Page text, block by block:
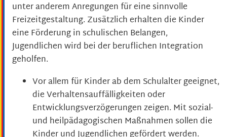
unter anderem Anregungen für eine sinnvolle
Freizeitgestaltung. Zusätzlich erhalten die Kinder
eine Förderung in schulischen Belangen,
Jugendlichen wird bei der beruflichen Integration
geholfen.
Vor allem für Kinder ab dem Schulalter geeignet,
die Verhaltensauffälligkeiten oder
Entwicklungsverzögerungen zeigen. Mit sozial-
und heilpädagogischen Maßnahmen sollen die